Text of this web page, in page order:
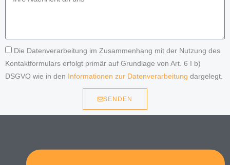
Die Datenverarbeitung im Zusammenhang mit der Nutzung des
Kontaktformulars erfolgt primär auf Grundlage von Art. 6 I b)
DSGVO wie in den
Informationen zur Datenverarbeitung dargelegt.
SENDEN